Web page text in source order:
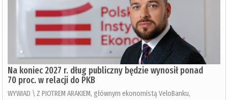
Na koniec 2027 r. dług publiczny będzie wynosił ponad
70 proc. w relacji do PKB
WYWIAD \ Z PIOTREM ARAKIEM, głównym ekonomistą VeloBanku,